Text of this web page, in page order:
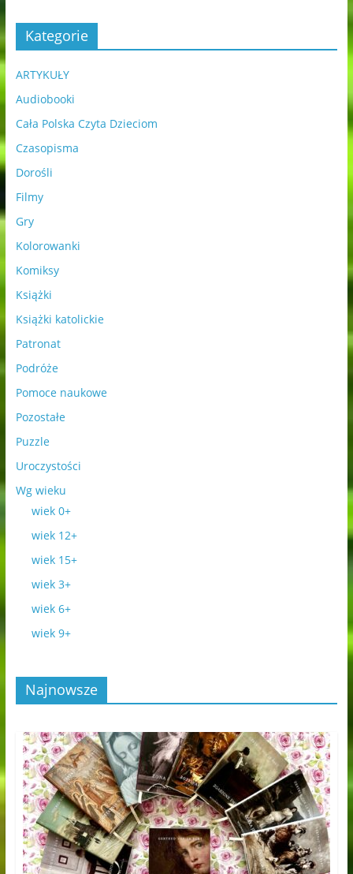
Kategorie
ARTYKUŁY
Audiobooki
Cała Polska Czyta Dzieciom
Czasopisma
Dorośli
Filmy
Gry
Kolorowanki
Komiksy
Książki
Książki katolickie
Patronat
Podróże
Pomoce naukowe
Pozostałe
Puzzle
Uroczystości
Wg wieku
wiek 0+
wiek 12+
wiek 15+
wiek 3+
wiek 6+
wiek 9+
Najnowsze